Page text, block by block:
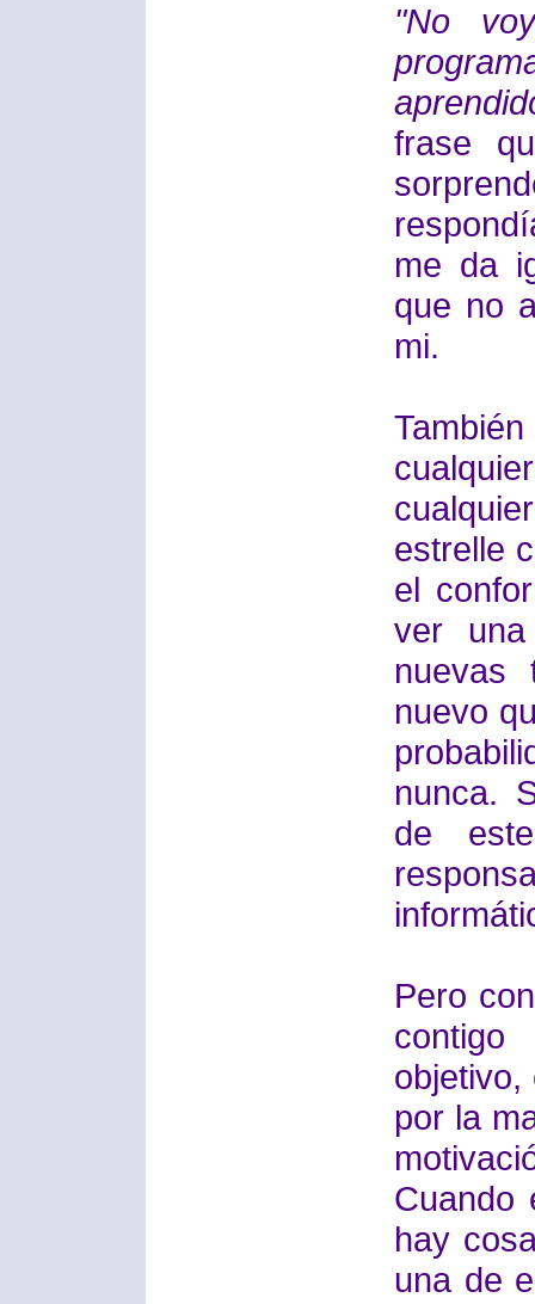
"No
frase
me da
que no
mi.
estrelle
el
ver
nuevas
nuevo
nunca.
de
Pero
objetivo,
por la
Cuando
hay
una de